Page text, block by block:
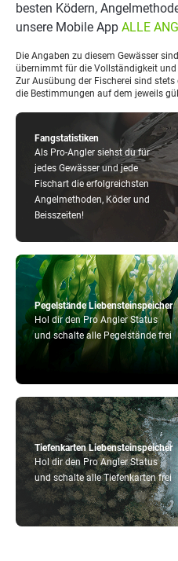
Tiefenkarten Liebensteinspeicher
Hol dir den Pro Angler Status
und schalte alle Tiefenkarten frei
Pegelstände Liebensteinspeicher
Hol dir den Pro Angler Status
und schalte alle Pegelstände frei
Fangstatistiken
Als Pro-Angler siehst du für
jedes Gewässer und jede
Fischart die erfolgreichsten
Angelmethoden, Köder und
Beisszeiten!
besten Ködern,
unsere Mobile App ALLE
Die Angaben zu diesem Gewässer
übernimmt für die Vollständigkeit und
Zur Ausübung der Fischerei sind
die Bestimmungen auf dem jeweils